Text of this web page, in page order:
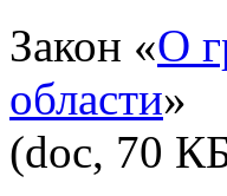
Закон «О
области»
(doc, 70